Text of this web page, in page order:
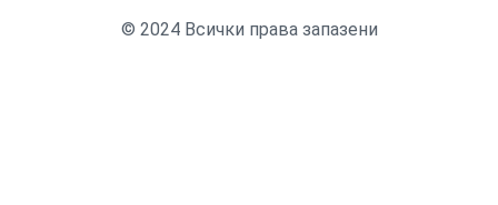
© 2024 Всички права запазени